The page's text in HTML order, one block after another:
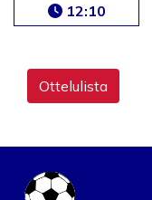
12:10
Ottelulista